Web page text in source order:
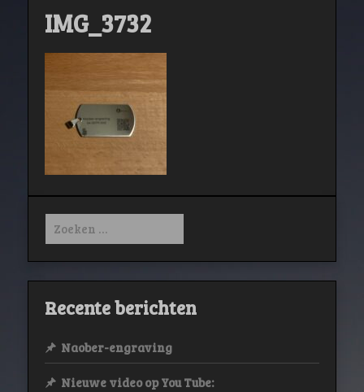
IMG_3732
Zoeken
naar:
Recente berichten
Naober-engraving
Nieuwe video op You Tube: